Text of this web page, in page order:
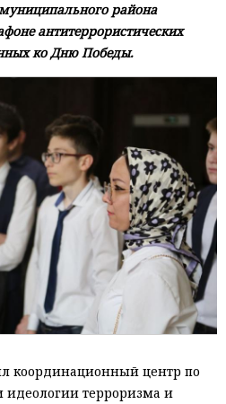
района
антитеррористических
ко Дню Победы.
координационный центр по
идеологии терроризма и